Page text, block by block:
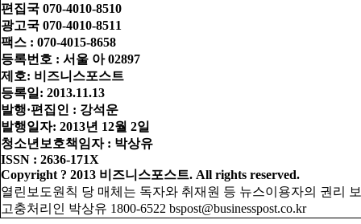
편집국 070-4010-8510
광고국 070-4010-8511
팩스 : 070-4015-8658
등록번호 : 서울 아 02897
제호: 비즈니스포스트
등록일: 2013.11.13
발행·편집인 : 강석운
발행일자: 2013년 12월 2일
청소년보호책임자 : 박상유
ISSN : 2636-171X
Copyright ? 2013 비즈니스포스트. All rights reserved.
열린보도원칙 당 매체는 독자와 취재원 등 뉴스이용자의 권리
고충처리인 박상유 1800-6522 bspost@businesspost.co.kr